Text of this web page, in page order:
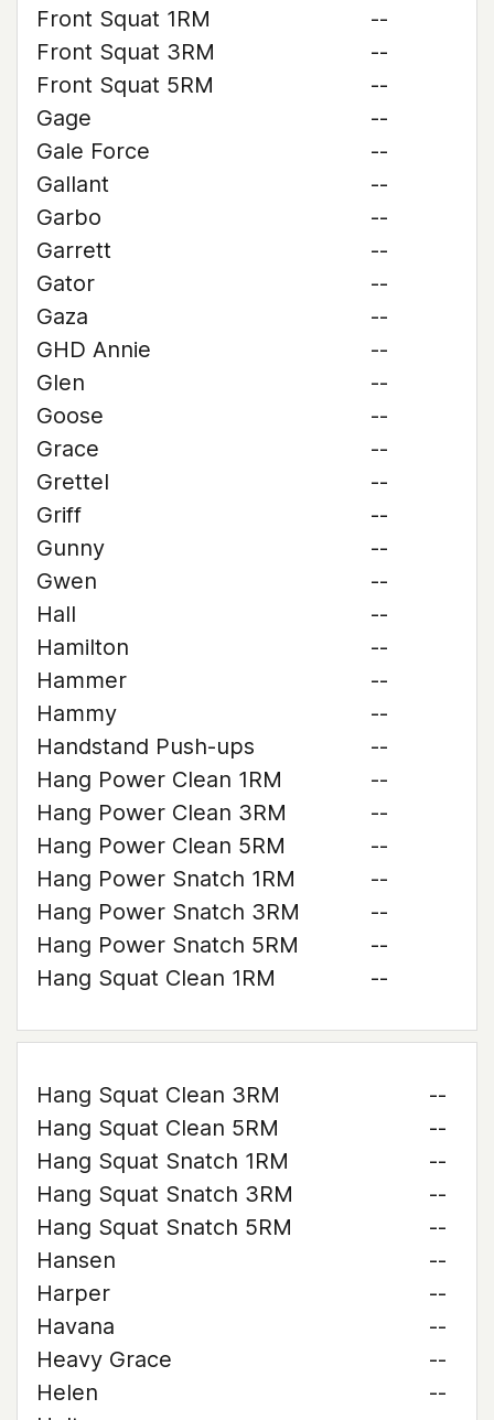
Front Squat 1RM
--
Front Squat 3RM
--
Front Squat 5RM
--
Gage
--
Gale Force
--
Gallant
--
Garbo
--
Garrett
--
Gator
--
Gaza
--
GHD Annie
--
Glen
--
Goose
--
Grace
--
Grettel
--
Griff
--
Gunny
--
Gwen
--
Hall
--
Hamilton
--
Hammer
--
Hammy
--
Handstand Push-ups
--
Hang Power Clean 1RM
--
Hang Power Clean 3RM
--
Hang Power Clean 5RM
--
Hang Power Snatch 1RM
--
Hang Power Snatch 3RM
--
Hang Power Snatch 5RM
--
Hang Squat Clean 1RM
--
Hang Squat Clean 3RM
--
Hang Squat Clean 5RM
--
Hang Squat Snatch 1RM
--
Hang Squat Snatch 3RM
--
Hang Squat Snatch 5RM
--
Hansen
--
Harper
--
Havana
--
Heavy Grace
--
Helen
--